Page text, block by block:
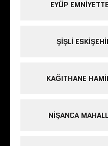
EYÜP
ŞIŞLI
KAĞITHANE
NIŞANCA